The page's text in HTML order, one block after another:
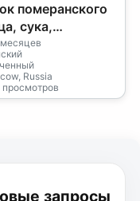
померанского
сука,
и ласковый
Russia
просмотров
запросы